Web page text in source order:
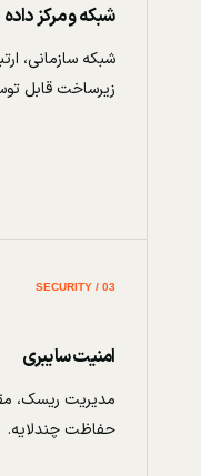
شبکه و مرکز داده
شبکه سازمانی،
زیرساخت قابل
03 / SECURITY
امنیت سایبری
مدیریت ریسک،
حفاظت چندلایه.